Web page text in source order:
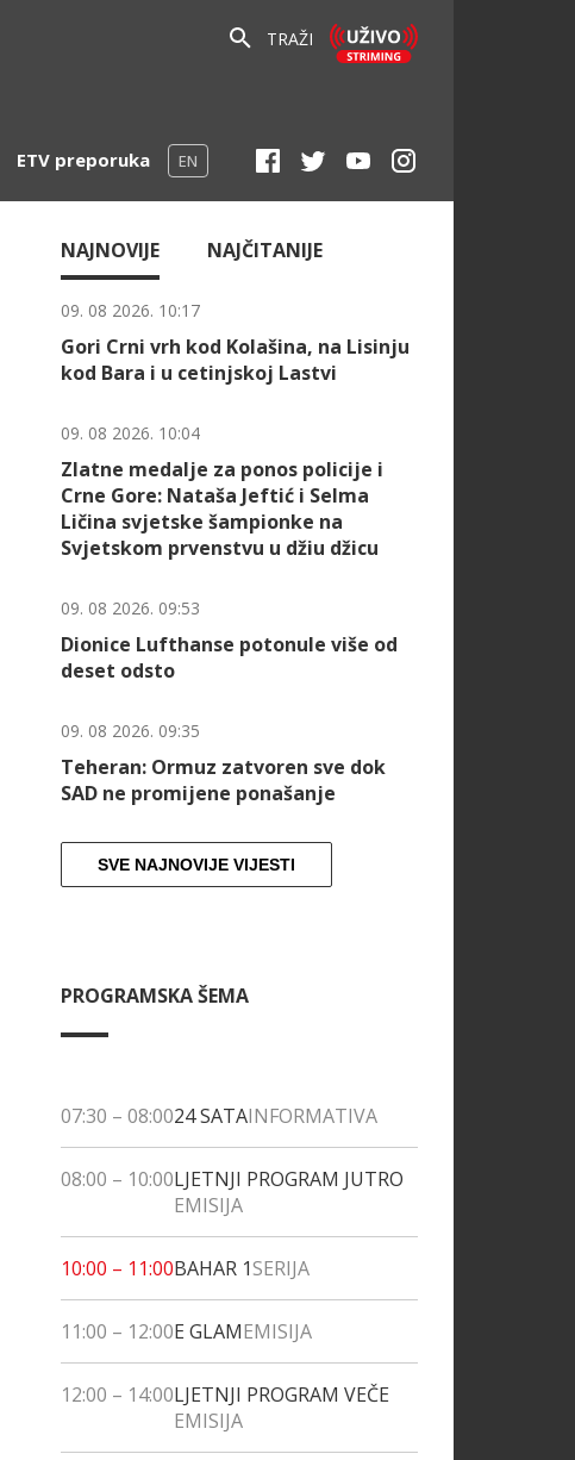
TRAŽI
ETV preporuka EN
NAJNOVIJE NAJČITANIJE
09. 08 2026. 10:17
Gori Crni vrh kod Kolašina, na Lisinju
kod Bara i u cetinjskoj Lastvi
09. 08 2026. 10:04
Zlatne medalje za ponos policije i
Crne Gore: Nataša Jeftić i Selma
Ličina svjetske šampionke na
Svjetskom prvenstvu u džiu džicu
09. 08 2026. 09:53
Dionice Lufthanse potonule više od
deset odsto
09. 08 2026. 09:35
Teheran: Ormuz zatvoren sve dok
SAD ne promijene ponašanje
SVE NAJNOVIJE VIJESTI
PROGRAMSKA ŠEMA
07:30 – 08:0024 SATAINFORMATIVA
08:00 – 10:00LJETNJI PROGRAM JUTRO
EMISIJA
10:00 – 11:00BAHAR 1SERIJA
11:00 – 12:00E GLAMEMISIJA
12:00 – 14:00LJETNJI PROGRAM VEČE
EMISIJA